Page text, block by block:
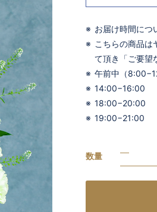
お届け時間につ
こちらの商品は
て頂き「ご要望
午前中（
14:00−16:00
18:00−20:00
19:00−21:00
数量